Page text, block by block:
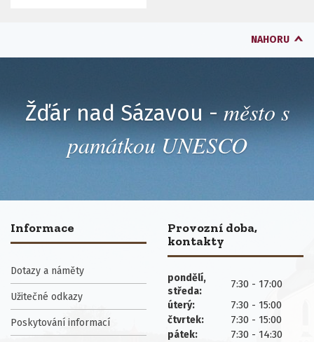
NAHORU
Žďár nad Sázavou - město s
památkou UNESCO
Informace
Dotazy a náměty
Užitečné odkazy
Poskytování informací
Provozní doba,
kontakty
pondělí,
středa:
7:30 - 17:00
úterý: 7:30 - 15:00
čtvrtek: 7:30 - 15:00
pátek:
7:30 - 14:30